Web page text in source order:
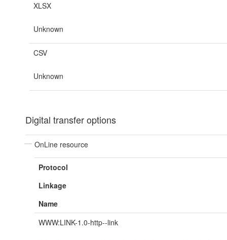
XLSX
Unknown
CSV
Unknown
Digital transfer options
OnLine resource
Protocol
Linkage
Name
WWW:LINK-1.0-http--link